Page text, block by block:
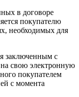
в договоре
покупателю
необходимых для
заключенным с
свою электронную
покупателем
с момента